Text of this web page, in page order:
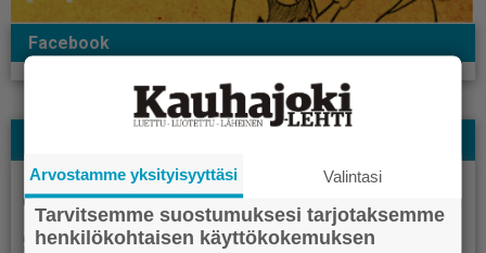
Facebook
Arvostamme yksityisyyttäsi Valintasi
Tarvitsemme suostumuksesi tarjotaksemme
henkilökohtaisen käyttökokemuksen